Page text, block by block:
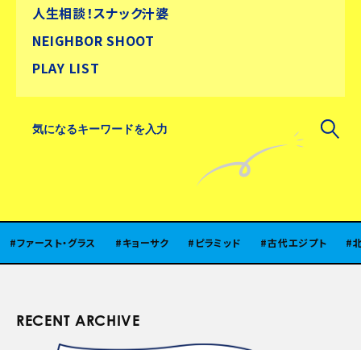
人生相談！スナック汁婆
NEIGHBOR SHOOT
PLAY LIST
ト・グラス キョーサク ピラミッド 古代エジプト 北陸
RECENT ARCHIVE